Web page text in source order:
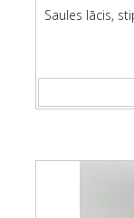
Saules lācis,